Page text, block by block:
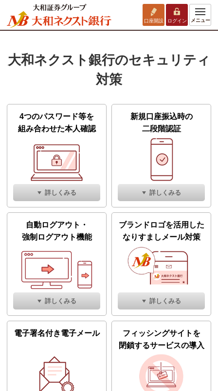
口座開設 ログイン メニュー
大和ネクスト銀行のセキュリティ
対策
4つのパスワード等を
組み合わせた本人確認
詳しくみる
新規口座振込時の
二段階認証
詳しくみる
自動ログアウト・
強制ログアウト機能
詳しくみる
ブランドロゴを活用した
なりすましメール対策
詳しくみる
電子署名付き電子メール
フィッシングサイトを
閉鎖するサービスの導入